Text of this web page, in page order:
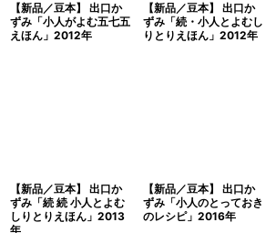
【新品／豆本】 出口か
ずみ「小人がよむ五七五
えほん」2012年
【新品／豆本】 出口か
ずみ「続・小人とよむし
りとりえほん」2012年
【新品／豆本】 出口か
ずみ「続 続 小人とよむ
しりとりえほん」2013
年
【新品／豆本】 出口か
ずみ「小人のとっておき
のレシピ」2016年